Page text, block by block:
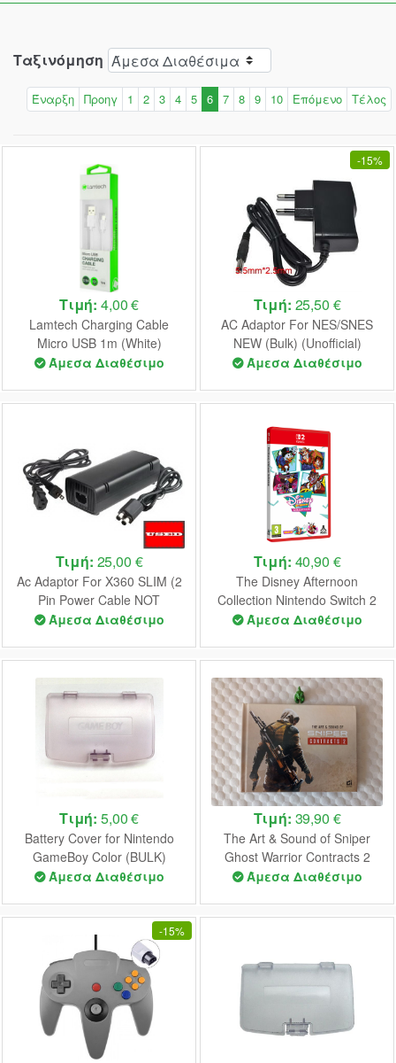
Ταξινόμηση
Έναρξη Προηγ 1 2 3 4 5 6 7 8 9 10 Επόμενο Τέλος
Τιμή: 4,00 €
Lamtech Charging Cable
Micro USB 1m (White)
Άμεσα Διαθέσιμο
-15%
Τιμή: 25,50 €
AC Adaptor For NES/SNES
NEW (Bulk) (Unofficial)
Άμεσα Διαθέσιμο
Τιμή: 25,00 €
Ac Adaptor For X360 SLIM (2
Pin Power Cable NOT
Included) USED (UNBOXED)
Άμεσα Διαθέσιμο
Τιμή: 40,90 €
The Disney Afternoon
Collection Nintendo Switch 2
NEW
Άμεσα Διαθέσιμο
Τιμή: 5,00 €
Battery Cover for Nintendo
GameBoy Color (BULK)
(Crystal Purple)
Άμεσα Διαθέσιμο
Τιμή: 39,90 €
The Art & Sound of Sniper
Ghost Warrior Contracts 2
NEW
Άμεσα Διαθέσιμο
-15%